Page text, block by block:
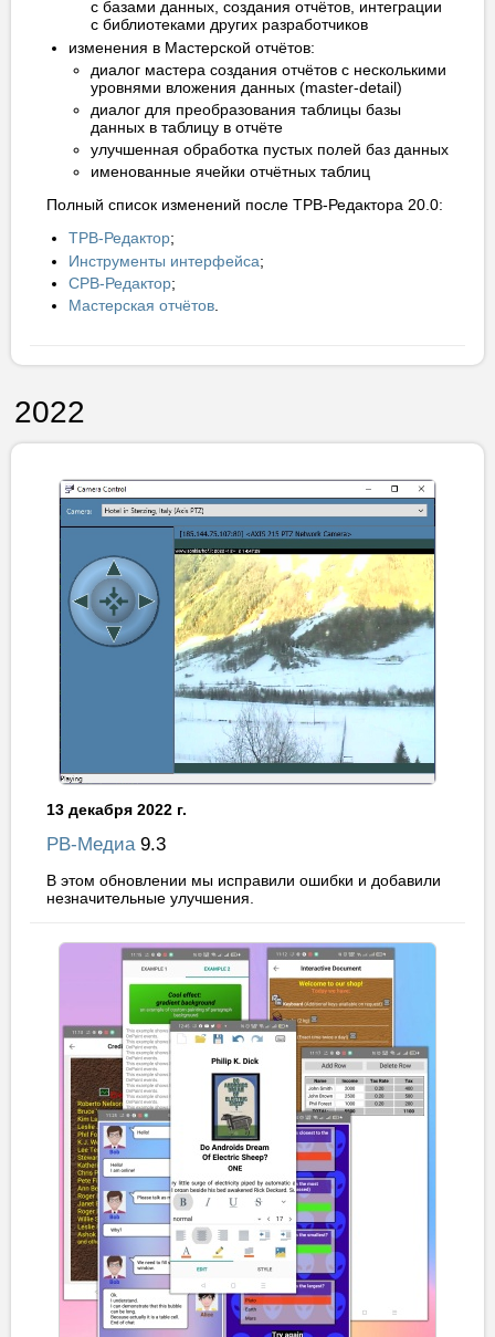
с базами данных, создания отчётов, интеграции
с библиотеками других разработчиков
изменения в Мастерской отчётов:
диалог мастера создания отчётов с несколькими
уровнями вложения данных (master-detail)
диалог для преобразования таблицы базы
данных в таблицу в отчёте
улучшенная обработка пустых полей баз данных
именованные ячейки отчётных таблиц
Полный список изменений после ТРВ-Редактора 20.0:
ТРВ-Редактор;
Инструменты интерфейса;
СРВ-Редактор;
Мастерская отчётов
2022
13 декабря 2022 г.
РВ-Медиа 9.3
В этом обновлении мы исправили ошибки и добавили
незначительные улучшения.